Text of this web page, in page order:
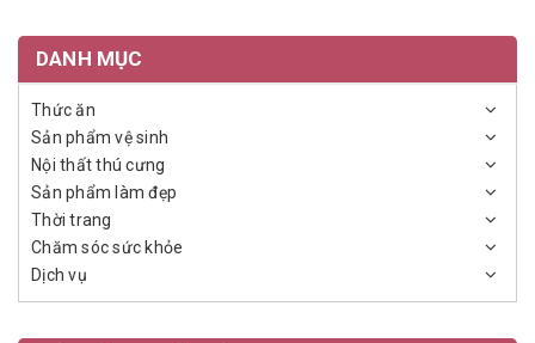
DANH MỤC
Thức ăn
Sản phẩm vệ sinh
Nội thất thú cưng
Sản phẩm làm đẹp
Thời trang
Chăm sóc sức khỏe
Dịch vụ